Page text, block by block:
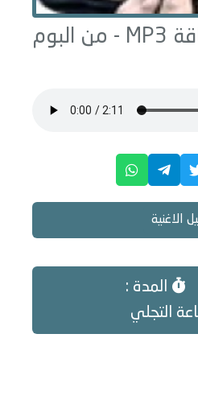
الاغنية
المدة :
التجلي